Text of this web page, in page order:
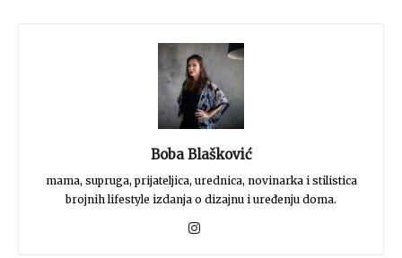
Boba Blašković
mama, supruga, prijateljica, urednica, novinarka i stilistica
brojnih lifestyle izdanja o dizajnu i uređenju doma.